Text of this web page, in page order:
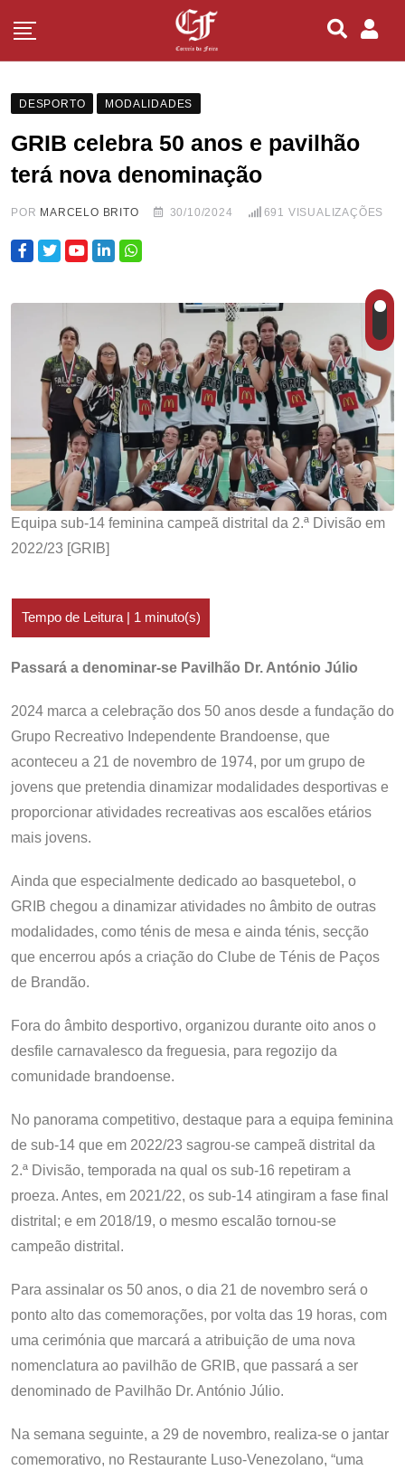
DESPORTO MODALIDADES
GRIB celebra 50 anos e pavilhão
terá nova denominação
POR MARCELO BRITO 30/10/2024 691 VISUALIZAÇÕES
Equipa sub-14 feminina campeã distrital da 2.ª Divisão em
2022/23 [GRIB]
Passará a denominar-se Pavilhão Dr. António Júlio
2024 marca a celebração dos 50 anos desde a fundação do
Grupo Recreativo Independente Brandoense, que
aconteceu a 21 de novembro de 1974, por um grupo de
jovens que pretendia dinamizar modalidades desportivas e
proporcionar atividades recreativas aos escalões etários
mais jovens.
Ainda que especialmente dedicado ao basquetebol, o
GRIB chegou a dinamizar atividades no âmbito de outras
modalidades, como ténis de mesa e ainda ténis, secção
que encerrou após a criação do Clube de Ténis de Paços
de Brandão.
Fora do âmbito desportivo, organizou durante oito anos o
desfile carnavalesco da freguesia, para regozijo da
comunidade brandoense.
No panorama competitivo, destaque para a equipa feminina
de sub-14 que em 2022/23 sagrou-se campeã distrital da
2.ª Divisão, temporada na qual os sub-16 repetiram a
proeza. Antes, em 2021/22, os sub-14 atingiram a fase final
distrital; e em 2018/19, o mesmo escalão tornou-se
campeão distrital.
Para assinalar os 50 anos, o dia 21 de novembro será o
ponto alto das comemorações, por volta das 19 horas, com
uma cerimónia que marcará a atribuição de uma nova
nomenclatura ao pavilhão de GRIB, que passará a ser
denominado de Pavilhão Dr. António Júlio.
Na semana seguinte, a 29 de novembro, realiza-se o jantar
comemorativo, no Restaurante Luso-Venezolano, “uma